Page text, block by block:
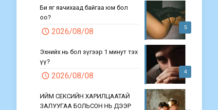
5
Би яг яачихаад байгаа юм бол
оо?
2026/08/08
4
Эхнийх нь бол зүгээр 1 минут тэх
үү?
2026/08/08
ИЙМ СЕКСИЙН ХАРИЛЦААТАЙ
ЗАЛУУГАА БОЛЬСОН НЬ ДЭЭР